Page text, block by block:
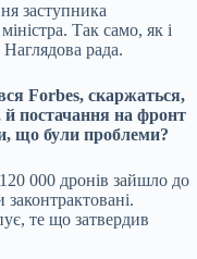
заступника
Так само, як і
рада.
Forbes, скаржаться,
й постачання на фронт
що були проблеми?
000 дронів зайшло до
законтрактовані.
те що затвердив